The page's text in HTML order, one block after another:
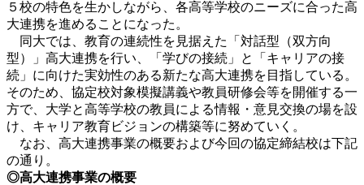
５校の特色を生かしながら、各高等学校のニーズに合った高
大連携を進めることになった。
同大では、教育の連続性を見据えた「対話型（双方向
型）」高大連携を行い、「学びの接続」と「キャリアの接
続」に向けた実効性のある新たな高大連携を目指している。
そのため、協定校対象模擬講義や教員研修会等を開催する一
方で、大学と高等学校の教員による情報・意見交換の場を設
け、キャリア教育ビジョンの構築等に努めていく。
なお、高大連携事業の概要および今回の協定締結校は下記
の通り。
◎高大連携事業の概要